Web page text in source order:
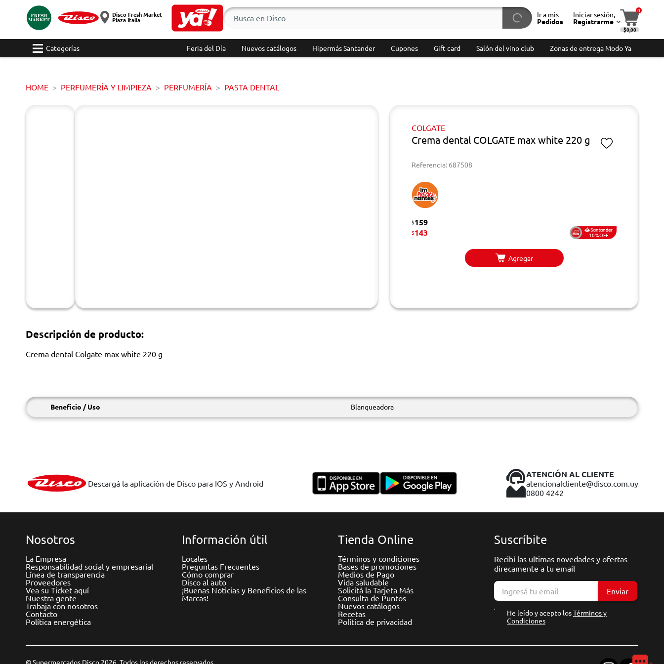
Disco Fresh Market
Plaza Italia
Ir a mis
Pedidos
Iniciar sesión,
Registrarme
0
$0,00
Categorías Feria del Día Nuevos catálogos Hipermás Santander Cupones Gift card Salón del vino club Zonas de entrega Modo Ya
HOME PERFUMERÍA Y LIMPIEZA PERFUMERÍA PASTA DENTAL
COLGATE
Crema dental COLGATE max white 220 g
Referencia: 687508
$159
$143 10%OFF
Agregar
Descripción de producto:
Crema dental Colgate max white 220 g
Beneficio / Uso Blanqueadora
Descargá la aplicación de Disco para IOS y Android
ATENCIÓN AL CLIENTE
atencionalcliente@disco.com.uy
0800 4242
Nosotros
La Empresa
Responsabilidad social y empresarial
Línea de transparencia
Proveedores
Vea su Ticket aquí
Nuestra gente
Trabaja con nosotros
Contacto
Política energética
Información útil
Locales
Preguntas Frecuentes
Cómo comprar
Disco al auto
¡Buenas Noticias y Beneficios de las
Marcas!
Tienda Online
Términos y condiciones
Bases de promociones
Medios de Pago
Vida saludable
Solicitá la Tarjeta Más
Consulta de Puntos
Nuevos catálogos
Recetas
Política de privacidad
Suscríbite
Recibí las ultimas novedades y ofertas
direcamente a tu email
Enviar
He leído y acepto losTérminos y
Condiciones
© Supermercados Disco 2026. Todos los derechos reservados